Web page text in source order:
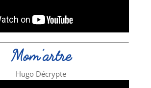
Mom’artre
Hugo Décrypte